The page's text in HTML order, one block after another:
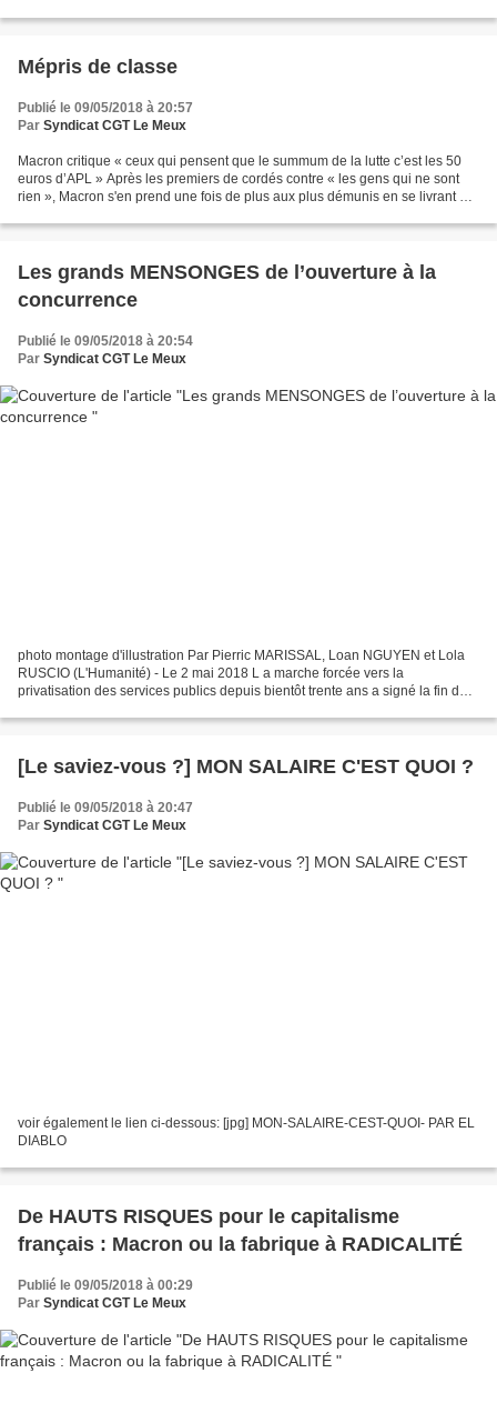
Mépris de classe
Publié le 09/05/2018 à 20:57
Par Syndicat CGT Le Meux
Macron critique « ceux qui pensent que le summum de la lutte c’est les 50
euros d’APL » Après les premiers de cordés contre « les gens qui ne sont
rien », Macron s'en prend une fois de plus aux plus démunis en se livrant à
Les grands MENSONGES de l’ouverture à la
concurrence
Publié le 09/05/2018 à 20:54
Par Syndicat CGT Le Meux
photo montage d'illustration Par Pierric MARISSAL, Loan NGUYEN et Lola
RUSCIO (L'Humanité) - Le 2 mai 2018 L a marche forcée vers la
privatisation des services publics depuis bientôt trente ans a signé la fin des
[Le saviez-vous ?] MON SALAIRE C'EST QUOI ?
Publié le 09/05/2018 à 20:47
Par Syndicat CGT Le Meux
voir également le lien ci-dessous: [jpg] MON-SALAIRE-CEST-QUOI- PAR EL
DIABLO
De HAUTS RISQUES pour le capitalisme
français : Macron ou la fabrique à RADICALITÉ
Publié le 09/05/2018 à 00:29
Par Syndicat CGT Le Meux